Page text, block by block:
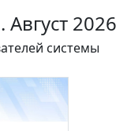
Август 2026
системы